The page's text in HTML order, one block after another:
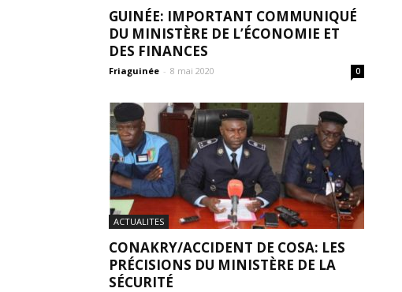
GUINÉE: IMPORTANT COMMUNIQUÉ
DU MINISTÈRE DE L’ÉCONOMIE ET
DES FINANCES
Friaguinée - 8 mai 2020 0
ACTUALITES
CONAKRY/ACCIDENT DE COSA: LES
PRÉCISIONS DU MINISTÈRE DE LA
SÉCURITÉ